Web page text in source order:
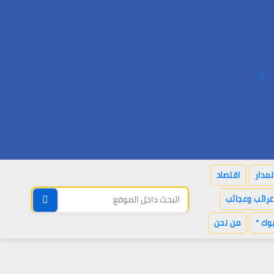
اقتصاد
غرائب وعجائب
“ من نحن